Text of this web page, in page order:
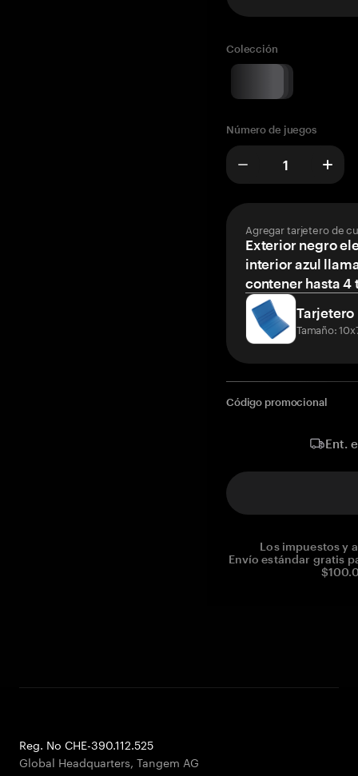
Colección
Número de juegos
Agregar tarjetero de
Exterior negro
interior azul
contener hasta 4
Tarjetero
Tamaño:
Código promocional
Ent.
Los impuestos y
Envío estándar gratis
Reg. No CHE-390.112.525
Global Headquarters, Tangem AG